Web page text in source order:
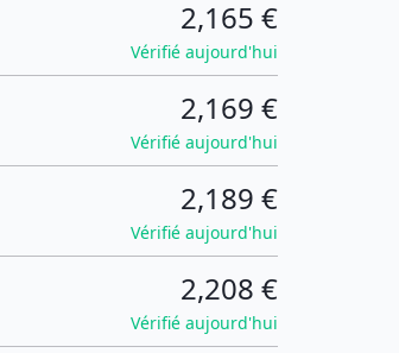
2,165 €
Vérifié aujourd'hui
2,169 €
Vérifié aujourd'hui
2,189 €
Vérifié aujourd'hui
2,208 €
Vérifié aujourd'hui